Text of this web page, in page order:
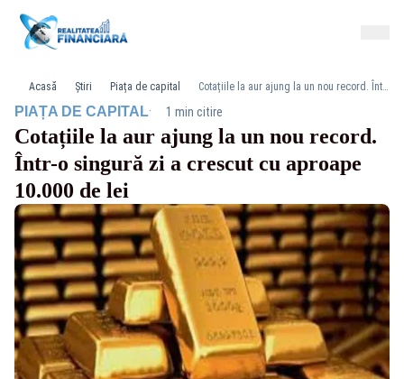
Acasă Știri Piața de capital Cotațiile la aur ajung la un nou record. Într-o singură zi a crescut cu aproape 10.000 de lei
PIAȚA DE CAPITAL· 1 min citire
Cotațiile la aur ajung la un nou record.
Într-o singură zi a crescut cu aproape
10.000 de lei